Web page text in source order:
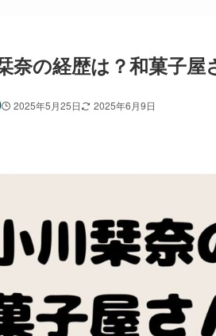
奈の経歴は？和菓子屋
2025年5月25日 2025年6月9日